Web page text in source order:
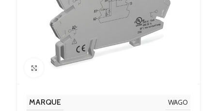
Click to enlarge
MARQUE WAGO